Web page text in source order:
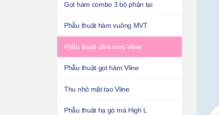
Gọt hàm combo 3 bộ phận tại
Phẫu thuật hàm vuông MVT
Phẫu thuật cằm mini Vline
Phẫu thuật gọt hàm Vline
Thu nhỏ mặt tạo Vline
Phẫu thuật hạ gò má High L